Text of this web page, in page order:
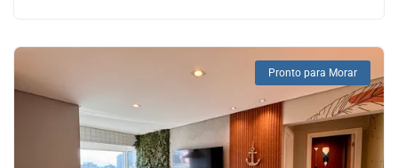
Pronto para Morar